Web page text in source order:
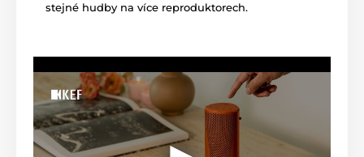
stejné hudby na více reproduktorech.